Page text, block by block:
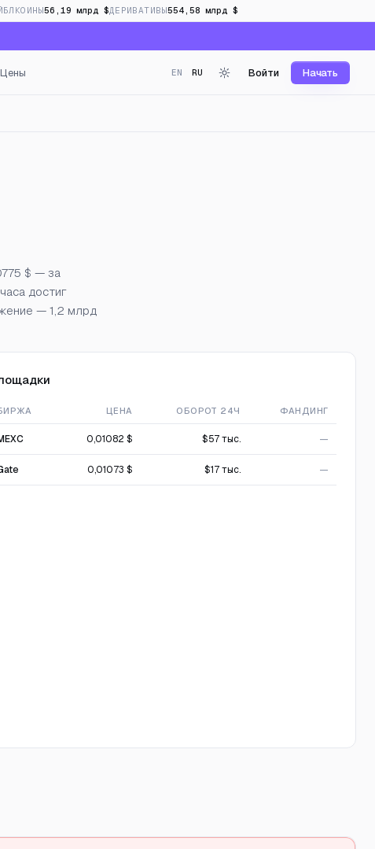
56,19 млрд $ДЕРИВАТИВЫ554,58 млрд $
Цены EN RU Войти Начать
реальном времени
$ — за
достиг
— 1,2 млрд
ЦЕНА ОБОРОТ 24Ч ФАНДИНГ
0,01082 $ $57 тыс. —
0,01073 $ $17 тыс. —